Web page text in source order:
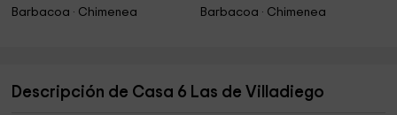
Barbacoa · Chimenea
Barbacoa · Chimenea
Descripción de Casa 6 Las de Villadiego